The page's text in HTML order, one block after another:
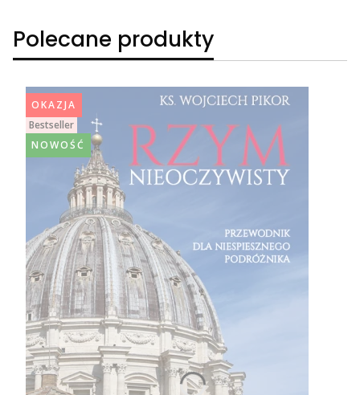
Polecane produkty
OKAZJA
Bestseller
NOWOŚĆ